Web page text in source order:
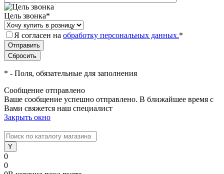
Цель звонка*
Я согласен на обработку персональных данных.*
* - Поля, обязательные для заполнения
Сообщение отправлено
Ваше сообщение успешно отправлено. В ближайшее время с
Вами свяжется наш специалист
Закрыть окно
0
0